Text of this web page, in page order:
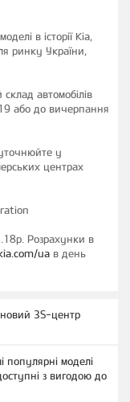
в історії Kia,
ринку України,
автомобілів
або до вичерпання
у
центрах
Розрахунки в
ua в день
новий 3S-центр
популярні моделі
з вигодою до